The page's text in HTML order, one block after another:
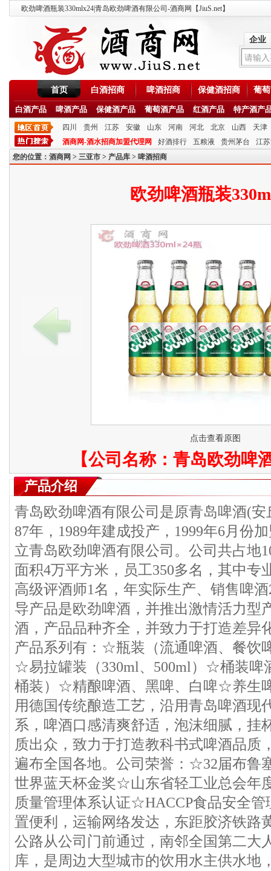
欧劲啤酒瓶装330mlx24|青岛欧劲啤酒有限公司-酒商网【JiuS.net】
企业
首页 白酒招商 啤酒招商 保健酒招商 葡
白酒产品 啤酒产品 保健酒产品 葡萄酒产品 红酒产品 特产酒产
四川 贵州 江苏 安徽 山东 河南 河北 北京 山西
天津
酒商网-酒水招商加盟代理网
好酒排行 五粮液 贵州茅台
江
您的位置： 酒商网 > 三亚市 > 产品库 > 啤酒招商
欧劲啤酒瓶装
点击查看原图
【公司名称： 青岛欧劲啤
产品介绍
青岛欧劲啤酒有限公司是原青岛啤酒(
87年，1989年建成投产，1999年6月份
立青岛欧劲啤酒有限公司。公司共占地
面积4万平方米，员工350多名，其中专
高级评酒师1名，年实际生产、销售啤
导产品是欧劲啤酒，并推出激情活力
酒，产品品种齐全，并致力于打造差异
产品系列有：☆瓶装（流通啤酒、餐饮
☆易拉罐装（330ml、500ml）☆桶装啤
桶装）☆精酿啤酒、黑啤、白啤☆养生
用德国传统酿造工艺，沿用青岛啤酒现
系，啤酒口感清爽舒适，泡沫细腻，挂
质出众，致力于打造教科书式啤酒品质
遍布全国各地。公司荣誉：☆32届布鲁
世界蓝天杯金奖☆山东省轻工业总会年
质量管理体系认证☆HACCP食品安全
置便利，运输网络发达，东距胶济铁路
公路从公司门前通过，南邻全国第二
库，是周边大型城市的饮用水主供水地